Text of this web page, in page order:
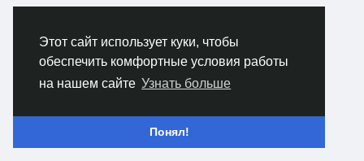
Этот сайт использует куки, чтобы
обеспечить комфортные условия работы
на нашем сайте Узнать больше
Понял!